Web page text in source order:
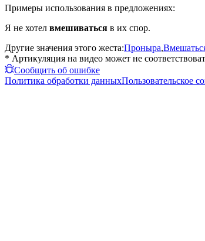
Примеры использования в предложениях:
Я не хотел вмешиваться в их спор.
Другие значения этого жеста:Проныра,
* Артикуляция на видео может не
Сообщить об ошибке
Политика обработки данныхПользовательское